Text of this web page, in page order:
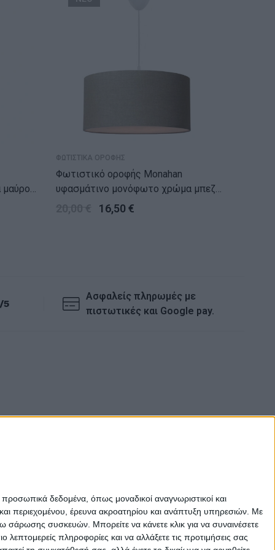
δεδομένα, όπως μοναδικοί αναγνωριστικοί και
περιεχομένου, έρευνα ακροατηρίου και ανάπτυξη υπηρεσιών. Με
σάρωσης συσκευών. Μπορείτε να κάνετε κλικ για να συναινέσετε
πληροφορίες και να αλλάξετε τις προτιμήσεις σας
ΦΩΤΙΣΤΙΚΑ ΟΡΟΦΗΣ
Φωτιστικό οροφής Monahan
υφασμάτινο μονόφωτο χρώμα μπεζ
άμμου 38x20x70εκ.
16,50 €
5
Ασφαλείς πληρωμές με
πιστωτικές και Google pay.